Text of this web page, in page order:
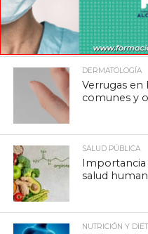
DERMATOLOGÍA
Verrugas en
comunes y
SALUD PÚBLICA
Importancia
salud
NUTRICIÓN Y